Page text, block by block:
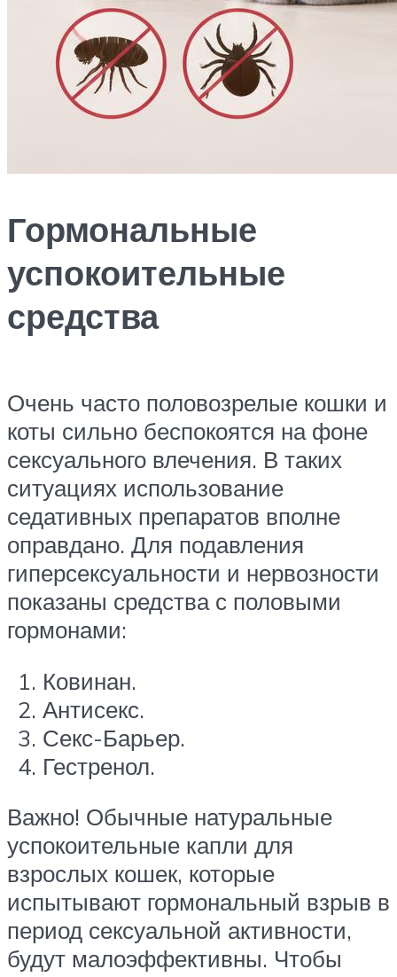
Гормональные
успокоительные
средства
Очень часто половозрелые кошки и
коты сильно беспокоятся на фоне
сексуального влечения. В таких
ситуациях использование
седативных препаратов вполне
оправдано. Для подавления
гиперсексуальности и нервозности
показаны средства с половыми
гормонами:
Ковинан.
Антисекс.
Секс-Барьер.
Гестренол.
Важно! Обычные натуральные
успокоительные капли для
взрослых кошек, которые
испытывают гормональный взрыв в
период сексуальной активности,
будут малоэффективны. Чтобы